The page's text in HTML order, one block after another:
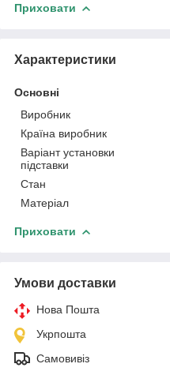
Приховати
Характеристики
Основні
Виробник
Країна виробник
Варіант установки
підставки
Стан
Матеріал
Приховати
Умови доставки
Нова Пошта
Укрпошта
Самовивіз